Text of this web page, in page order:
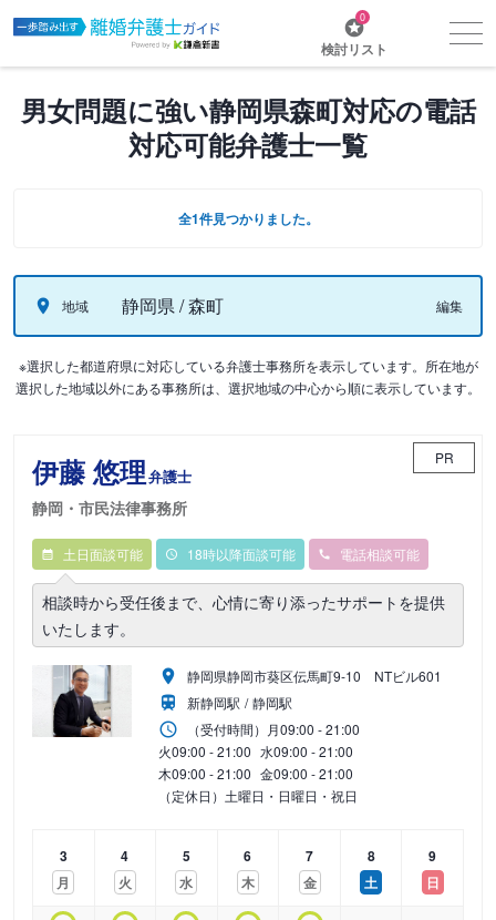
0
検討リスト
男女問題に強い静岡県森町対応の電話
対応可能弁護士一覧
全1件見つかりました。
地域 静岡県 / 森町 編集
※選択した都道府県に対応している弁護士事務所を表示しています。所在地が
選択した地域以外にある事務所は、選択地域の中心から順に表示しています。
伊藤 悠理弁護士
静岡・市民法律事務所
PR
土日面談可能 18時以降面談可能 電話相談可能
相談時から受任後まで、心情に寄り添ったサポートを提供
いたします。
静岡県静岡市葵区伝馬町9‐10 NTビル601
新静岡駅
静岡駅
（受付時間） 月09:00 - 21:00
火09:00 - 21:00 水09:00 - 21:00
木09:00 - 21:00 金09:00 - 21:00
（定休日）土曜日・日曜日・祝日
3
月
4
火
5
水
6
木
7
金
8
土
9
日